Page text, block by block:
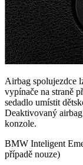
Airbag spolujezdce
vypínače na straně
sedadlo umístit
Deaktivovaný
konzole.
BMW Inteligent
případě nouze)